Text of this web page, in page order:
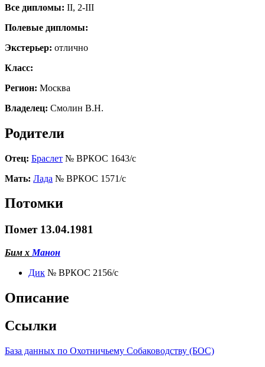
Все дипломы: II, 2-III
Полевые дипломы:
Экстерьер: отлично
Класс:
Регион: Москва
Владелец: Смолин В.Н.
Родители
Отец: Браслет № ВРКОС 1643/с
Мать: Лада № ВРКОС 1571/с
Потомки
Помет 13.04.1981
Бим х Манон
Дик № ВРКОС 2156/с
Описание
Ссылки
База данных по Охотничьему Собаководству (БОС)